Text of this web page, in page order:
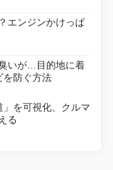
エンジンかけっぱ
いが…目的地に着
を防ぐ方法
を可視化、クルマ
る